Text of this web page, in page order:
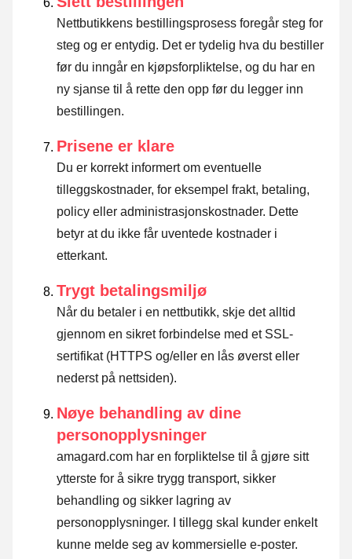
Nettbutikkens bestillingsprosess foregår steg for
steg og er entydig. Det er tydelig hva du bestiller
før du inngår en kjøpsforpliktelse, og du har en
ny sjanse til å rette den opp før du legger inn
bestillingen.
Prisene er klare
Du er korrekt informert om eventuelle
tilleggskostnader, for eksempel frakt, betaling,
policy eller administrasjonskostnader. Dette
betyr at du ikke får uventede kostnader i
etterkant.
Trygt betalingsmiljø
Når du betaler i en nettbutikk, skje det alltid
gjennom en sikret forbindelse med et SSL-
sertifikat (HTTPS og/eller en lås øverst eller
nederst på nettsiden).
Nøye behandling av dine
personopplysninger
amagard.com har en forpliktelse til å gjøre sitt
ytterste for å sikre trygg transport, sikker
behandling og sikker lagring av
personopplysninger. I tillegg skal kunder enkelt
kunne melde seg av kommersielle e-poster.